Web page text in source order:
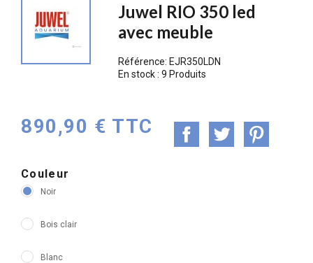
Juwel RIO 350 led
avec meuble
Référence:EJR350LDN
En stock :9 Produits
890,90 € TTC
Couleur
Noir
Bois clair
Blanc